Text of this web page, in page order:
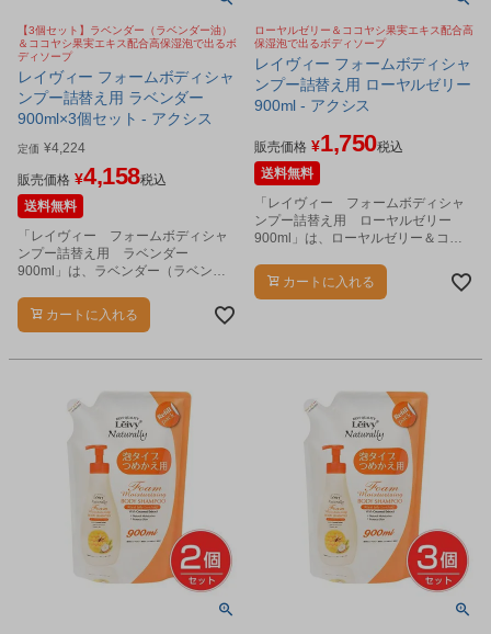
【3個セット】ラベンダー（ラベンダー油）
＆ココヤシ果実エキス配合高保湿泡で出るボ
ディソープ
レイヴィー フォームボディシャ
ンプー詰替え用 ラベンダー
900ml×3個セット - アクシス
定価 ¥4,224
販売価格 ¥4,158税込
送料無料
「レイヴィー フォームボディシャ
ンプー詰替え用 ラベンダー
900ml」は、ラベンダー（ラベンダ
保湿泡で出るボディソープです。
カートに入れる
ローヤルゼリー＆ココヤシ果実エキス配合高
保湿泡で出るボディソープ
レイヴィー フォームボディシャ
ンプー詰替え用 ローヤルゼリー
900ml - アクシス
販売価格 ¥1,750税込
送料無料
「レイヴィー フォームボディシャ
ンプー詰替え用 ローヤルゼリー
900ml」は、ローヤルゼリー＆ココ
ボディソープです。
カートに入れる